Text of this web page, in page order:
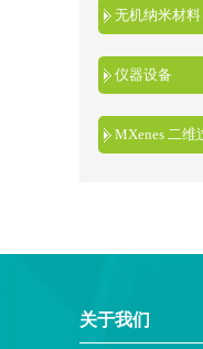
无机纳米材料
仪器设备
MXenes 二维
关于我们